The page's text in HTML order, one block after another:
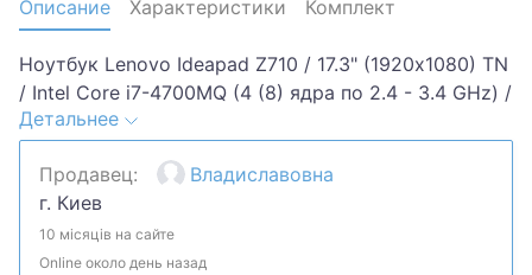
Описание Характеристики Комплект
Ноутбук Lenovo Ideapad Z710 / 17.3" (1920х1080) TN
/ Intel Core i7-4700MQ (4 (8) ядра по 2.4 - 3.4 GHz) /
8 GB DDR3 / 240 GB SSD / WebCam / DVD-RW / USB
3.0 / HDMI. По не понятным причинам перестал
работать. Отправка при полной предоплате или
самовывоз.
Детальнее
Продавец:
Владиславовна
г. Киев
10 місяців на сайте
Online около день назад